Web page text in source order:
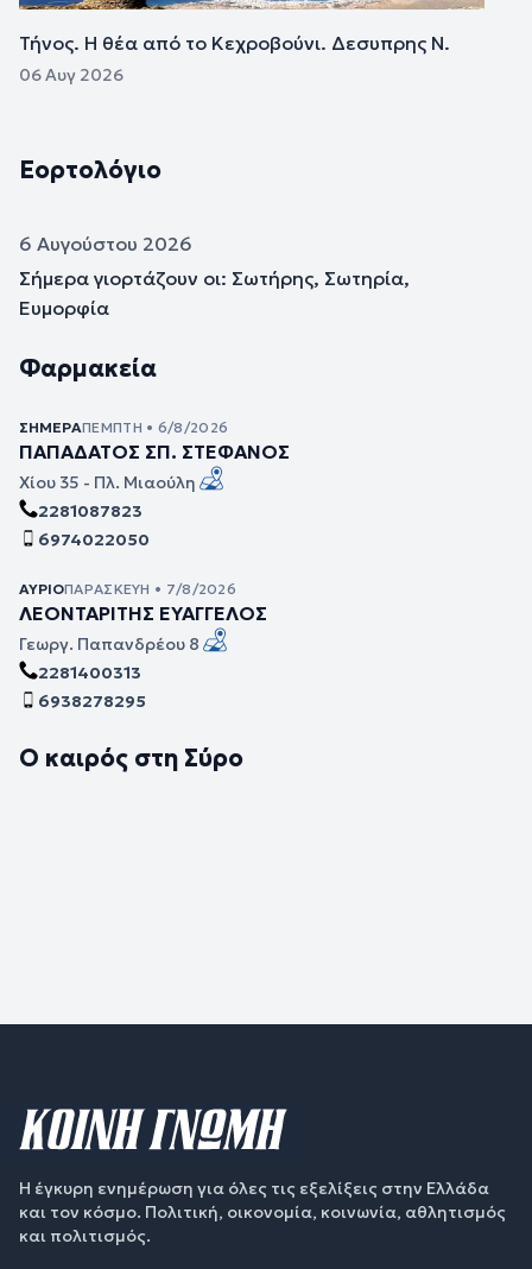
Τήνος. Η θέα από το Κεχροβούνι. Δεσυπρης Ν.
06 Αυγ 2026
Εορτολόγιο
6 Αυγούστου 2026
Σήμερα γιορτάζουν οι: Σωτήρης, Σωτηρία,
Ευμορφία
Φαρμακεία
ΣΉΜΕΡΑΠΈΜΠΤΗ • 6/8/2026
ΠΑΠΑΔΑΤΟΣ ΣΠ. ΣΤΕΦΑΝΟΣ
Χίου 35 - Πλ. Μιαούλη
2281087823
6974022050
ΑΎΡΙΟΠΑΡΑΣΚΕΥΉ • 7/8/2026
ΛΕΟΝΤΑΡΙΤΗΣ ΕΥΑΓΓΕΛΟΣ
Γεωργ. Παπανδρέου 8
2281400313
6938278295
Ο καιρός στη Σύρο
Η έγκυρη ενημέρωση για όλες τις εξελίξεις στην Ελλάδα
και τον κόσμο. Πολιτική, οικονομία, κοινωνία, αθλητισμός
και πολιτισμός.